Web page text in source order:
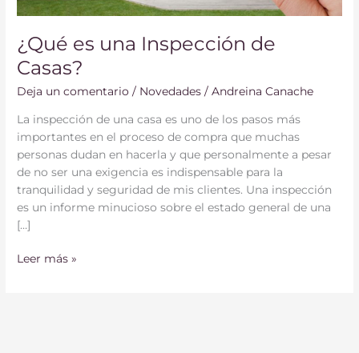
¿Qué es una Inspección de
Casas?
Deja un comentario / Novedades /Andreina Canache
La inspección de una casa es uno de los pasos más
importantes en el proceso de compra que muchas
personas dudan en hacerla y que personalmente a pesar
de no ser una exigencia es indispensable para la
tranquilidad y seguridad de mis clientes. Una inspección
es un informe minucioso sobre el estado general de una
[…]
Leer más »